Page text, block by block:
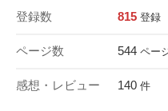
登録数 815 登録
ページ数 544 ペー
感想・レビュー 140 件